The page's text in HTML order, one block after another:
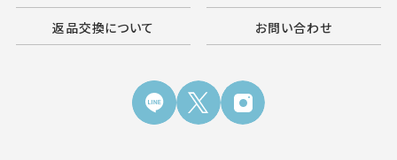
返品交換について お問い合わせ